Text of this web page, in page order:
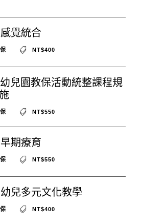
覺統合
NT$400
兒園教保活動統整課程規
NT$550
期療育
NT$550
兒多元文化教學
NT$400